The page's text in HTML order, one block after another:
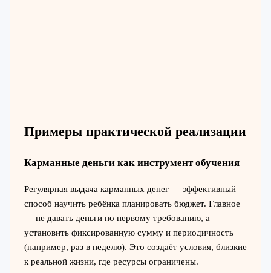
Примеры практической реализации
Карманные деньги как инструмент обучения
Регулярная выдача карманных денег — эффективный
способ научить ребёнка планировать бюджет. Главное
— не давать деньги по первому требованию, а
установить фиксированную сумму и периодичность
(например, раз в неделю). Это создаёт условия, близкие
к реальной жизни, где ресурсы ограничены.